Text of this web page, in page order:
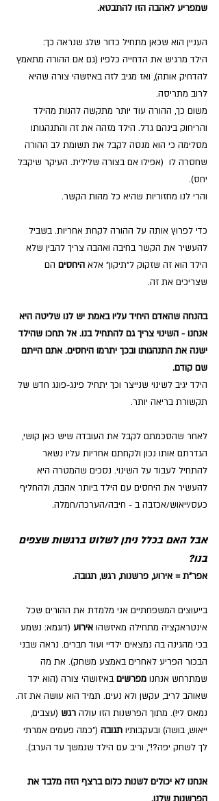
שמפריע לאהבה הזו להתבטא.
העניין הוא שכאן מתחיל כדור שלג שנראה כך:
הילד מרגיש את הדחייה כלפיו (גם אם ההורה מתאמץ
להדחיק אותה), ואז מגיב לזה באיזשהי צורה שהיא
לרוב מתריסה.
משום כך, ההורה עוד יותר מתקשה להנות מהילד
והריחוק בינהם גדל. הילד מזהה את זה והתנהגותו
מסלימה כי הוא מנסה לקבל את תשומת לב ההורה
שחסרה לו  (אפילו אם בצורה שלילית. העיקר שיקבל
יחס).
והרי לנו מחזוריות שהיא כל מהות הקשר.
כדי לפרוץ אותה על ההורה לקחת אחריות. בשביל
להעשיר את הקשר בחיבה ואהבה צריך להבין שלא
הילד הוא זה שזקוק ל"תיקון" אלא היחסים הם
שצריכים את זה.
בהנחה שהאדם היחיד עליו באמת יש לנו שליטה היא
אנחנו - השינוי צריך גם להתחיל בנו. אל תחכו שהילד
ישנה את התנהגותו ובכך יתרמו היחסים. אתם הייתם
שם קודם.
הילד יגיב לשינוי שנייצר וכך יתחיל פינג-פונג חדש של
תקשורת בריאה יותר.
לאחר שהסכמתם לקבל את העובדה שיש כאן קושי,
הגדרתם אותו נכון ולקחתם אחריות עליו נשאר
להתחיל לעבוד על השינוי. נסכים שהמטרה היא
להעשיר את היחסים עם הילד ביותר אהבה, ולהחליף
כעס/ייאוש/אכזבה ב - חיבה/הערכה/חמלה.
אבל האם בכלל ניתן לשלוט ברגשות שצפים
בנו?
אפר"ת = אירוע, פרשנות, רגש, תגובה.
בייעוצים המשפחתיים אני מלמדת את ההורים שכל
אינטראקציה מתחילה מאיזשהו אירוע (דוגמא: נשמע
בכי מהגינה בה נמצאים ילדיי ועוד חברים. נראה שבני
הבכור הפריע לאחרים באמצע משחק). את מה
שמתרחש אנחנו מפרשים באיזושהי צורה (הוא ילד
שאוהב לריב, עקשן ולא נעים. תמיד הוא עושה את זה.
נמאס לי!). מתוך הפרשנות הזו עולה רגש (עצבים,
ייאוש, בושה) ובעקבותיו תגובה ("כמה פעמים אמרתי
לך לשחק יפה?!", וריב עם הילד שנמשך עד הערב).
אנחנו לא יכולים לשנות כלום ברצף הזה מלבד את